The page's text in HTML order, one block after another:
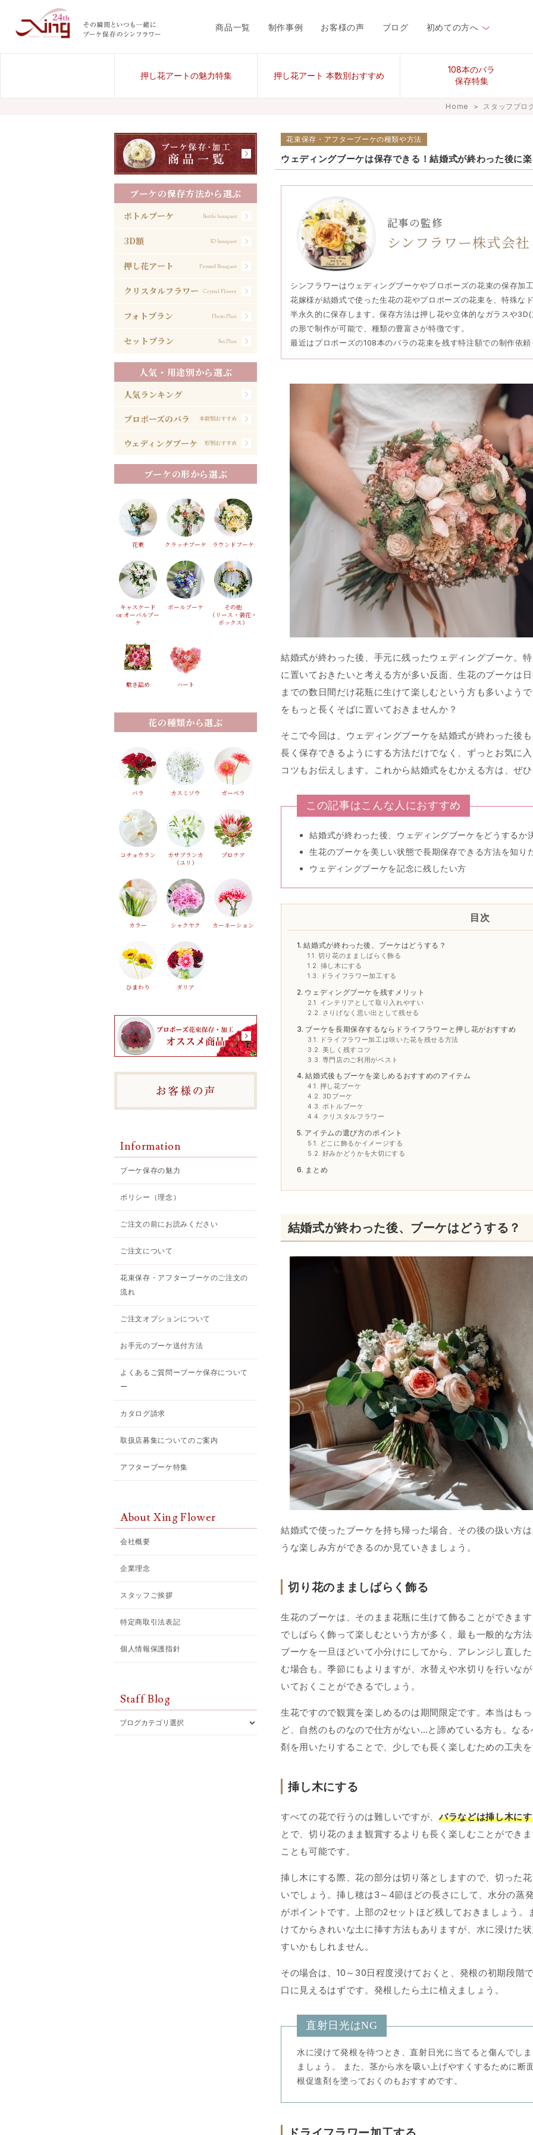
商品一覧 制作事例 お客様の声 ブログ 初めての方へ
押し花アートの魅力特集 押し花アート 本数別おすすめ
108本のバラ
保存特集
Home ＞ スタッフブロ
花束保存・アフターブーケの種類や方法
ウェディングブーケは保存できる！結婚式が終わった後に
記事の監修
シンフラワー株式会社
シンフラワーはウェディングブーケやプロポーズの花束の保存加工
花嫁様が結婚式で使った生花の花やプロポーズの花束を、特殊な
半永久的に保存します。保存方法は押し花や立体的なガラスや
の形で制作が可能で、種類の豊富さが特徴です。
最近はプロポーズの108本のバラの花束を残す特注額での制作依頼
結婚式が終わった後、手元に残ったウェディングブーケ。
に置いておきたいと考える方が多い反面、生花のブーケは
までの数日間だけ花瓶に生けて楽しむという方も多いよう
をもっと長くそばに置いておきませんか？
そこで今回は、ウェディングブーケを結婚式が終わった後
長く保存できるようにする方法だけでなく、ずっとお気に
コツもお伝えします。これから結婚式をむかえる方は、ぜ
この記事はこんな人におすすめ
結婚式が終わった後、ウェディングブーケをどうするか
生花のブーケを美しい状態で長期保存できる方法を知り
ウェディングブーケを記念に残したい方
目次
結婚式が終わった後、ブーケはどうする？
切り花のまましばらく飾る
挿し木にする
ドライフラワー加工する
ウェディングブーケを残すメリット
インテリアとして取り入れやすい
さりげなく思い出として残せる
ブーケを長期保存するならドライフラワーと押し花がおすすめ
ドライフラワー加工は咲いた花を残せる方法
美しく残すコツ
専門店のご利用がベスト
結婚式後もブーケを楽しめるおすすめのアイテム
押し花ブーケ
3Dブーケ
ボトルブーケ
クリスタルフラワー
アイテムの選び方のポイント
どこに飾るかイメージする
好みかどうかを大切にする
まとめ
結婚式が終わった後、ブーケはどうする？
結婚式で使ったブーケを持ち帰った場合、その後の扱い方
うな楽しみ方ができるのか見ていきましょう。
切り花のまましばらく飾る
生花のブーケは、そのまま花瓶に生けて飾ることができま
でしばらく飾って楽しむという方が多く、最も一般的な方
ブーケを一旦ほどいて小分けにしてから、アレンジし直し
む場合も。季節にもよりますが、水替えや水切りを行いな
いておくことができるでしょう。
生花ですので観賞を楽しめるのは期間限定です。本当はも
ど、自然のものなので仕方がない…と諦めている方も。な
剤を用いたりすることで、少しでも長く楽しむための工夫
挿し木にする
すべての花で行うのは難しいですが、バラなどは挿し木に
とで、切り花のまま観賞するよりも長く楽しむことができ
ことも可能です。
挿し木にする際、花の部分は切り落としますので、切った
いでしょう。挿し穂は3～4節ほどの長さにして、水分の蒸
がポイントです。上部の2セットほど残しておきましょう。
けてからきれいな土に挿す方法もありますが、水に浸けた
すいかもしれません。
その場合は、10～30日程度浸けておくと、発根の初期段階
口に見えるはずです。発根したら土に植えましょう。
直射日光はNG
水に浸けて発根を待つとき、直射日光に当てると傷んでし
ましょう。 また、茎から水を吸い上げやすくするために断
根促進剤を塗っておくのもおすすめです。
ブーケの保存方法から選ぶ
ボトルブーケ Bottle bouquet
3D額 3D bouquet
押し花アート Pressed Bouquet
クリスタルフラワー Crystal Flower
フォトプラン Photo Plan
セットプラン Set Plan
人気・用途別から選ぶ
人気ランキング
プロポーズのバラ 本数別おすすめ
ウェディングブーケ 形別おすすめ
ブーケの形から選ぶ
花束 クラッチブーケ ラウンドブーケ
キャスケード
or オーバルブー
ケ
ボールブーケ
その他
（リース・装花・
ボックス）
敷き詰め ハート
花の種類から選ぶ
バラ カスミソウ ガーベラ
コチョウラン
カサブランカ
（ユリ）
プロテア
カラー シャクヤク カーネーション
ひまわり ダリア
Information
ブーケ保存の魅力
ポリシー（理念）
ご注文の前にお読みください
ご注文について
花束保存・アフターブーケのご注文の
流れ
ご注文オプションについて
お手元のブーケ送付方法
よくあるご質問ーブーケ保存について
ー
カタログ請求
取扱店募集についてのご案内
アフターブーケ特集
About Xing Flower
会社概要
企業理念
スタッフご挨拶
特定商取引法表記
個人情報保護指針
Staff Blog